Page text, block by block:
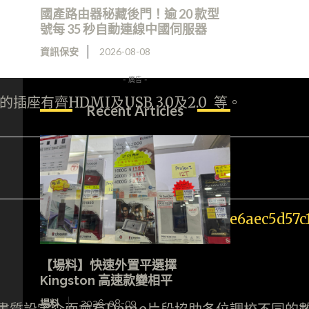
插座有齊HDMI及USB 3.0及2.0 等。
國產路由器秘藏後門！逾 20 款型
號每 35 秒自動連線中國伺服器
資訊保安 2026-08-08
- 廣告 -
Recent Articles
【場料】快速外置平選擇
Kingston 高速款變相平
場料 2026-08-09